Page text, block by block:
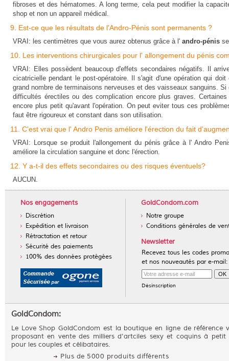
fibroses et des hématomes. A long terme, cela peut modifier la
shop et non un appareil médical.
9. Est-ce que les résultats de l'Andro-Pénis sont permanents ?
VRAI: les centimètres que vous aurez obtenus grâce à l' andro-pénis
10. Les interventions chirurgicales pour l' allongement du pénis
VRAI: Elles possèdent beaucoup d'effets secondaires négatifs. Il
cicatricielle pendant le post-opératoire. Il s'agit d'une opération qui
grand nombre de terminaisons nerveuses et des vaisseaux sanguins.
difficultés érectiles ou des complication encore plus graves.
encore plus petit qu'avant l'opération. On peut eviter tous ces
faut être rigoureux et constant dans son utilisation.
11. C'est vrai que l' Andro Penis améliore l'érection du fait
VRAI: Lorsque se produit l'allongement du pénis grâce à l' Andro
améliore la circulation sanguine et donc l'érection.
12. Y a-t-il des effets secondaires ou des risques éventuels?
AUCUN.
Nos engagements
Discrétion
Expédition et livraison
Rétractation et retour
Sécurité des paiements
100% des données protégées
GoldCondom.com
Notre groupe
Conditions générales de
Newsletter
Recevez tous les codes
et nos nouveautés par e-mail:
Désinscription
GoldCondom:
Le Love Shop GoldCondom est la boutique en ligne de référence
proposant en vente des milliers d'artciles sexy et coquins à petit
pour les couples et célibataires.
Plus de 5000 produits différents